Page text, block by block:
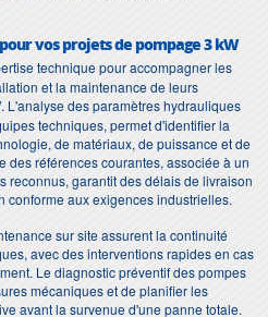
vos projets de pompage 3 kW
technique pour accompagner les
et la maintenance de leurs
. L'analyse des paramètres hydrauliques
techniques, permet d'identifier la
de matériaux, de puissance et de
références courantes, associée à un
reconnus, garantit des délais de livraison
conforme aux exigences industrielles.
sur site assurent la continuité
avec des interventions rapides en cas
Le diagnostic préventif des pompes
mécaniques et de planifier les
avant la survenue d'une panne totale.